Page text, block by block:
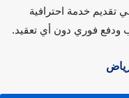
خدمة احترافية
فوري دون أي تعقيد.